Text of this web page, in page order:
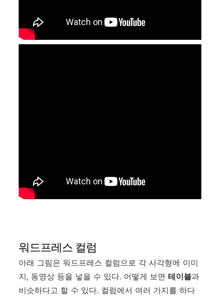
워드프레스 컬럼
아래 그림은 워드프레스 컬럼으로 각 사각형에 이미
지, 동영상 등을 넣을 수 있다. 어떻게 보면 테이블과
비슷하다고 할 수 있다. 컬럼에서 여러 가지를 하다